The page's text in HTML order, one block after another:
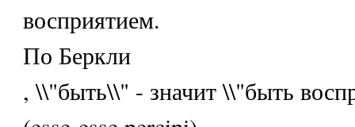
восприятием.
По Беркли
, \\"быть\\" - значит \\"быть